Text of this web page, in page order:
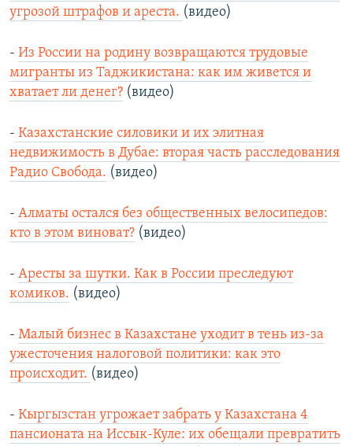
угрозой штрафов и ареста. (видео)
- Из России на родину возвращаются трудовые
мигранты из Таджикистана: как им живется и
хватает ли денег? (видео)
- Казахстанские силовики и их элитная
недвижимость в Дубае: вторая часть расследования
Радио Свобода. (видео)
- Алматы остался без общественных велосипедов:
кто в этом виноват? (видео)
- Аресты за шутки. Как в России преследуют
комиков. (видео)
- Малый бизнес в Казахстане уходит в тень из-за
ужесточения налоговой политики: как это
происходит. (видео)
- Кыргызстан угрожает забрать у Казахстана 4
пансионата на Иссык-Куле: их обещали превратить